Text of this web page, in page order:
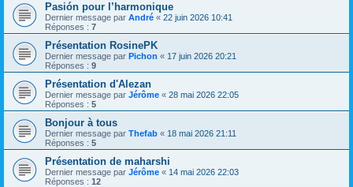
Pasión pour l’harmonique
Dernier message par André « 22 juin 2026 10:41
Réponses : 7
Présentation RosinePK
Dernier message par Pichon « 17 juin 2026 20:21
Réponses : 9
Présentation d'Alezan
Dernier message par Jérôme « 28 mai 2026 22:05
Réponses : 5
Bonjour à tous
Dernier message par Thefab « 18 mai 2026 21:11
Réponses : 5
Présentation de maharshi
Dernier message par Jérôme « 14 mai 2026 22:03
Réponses : 12